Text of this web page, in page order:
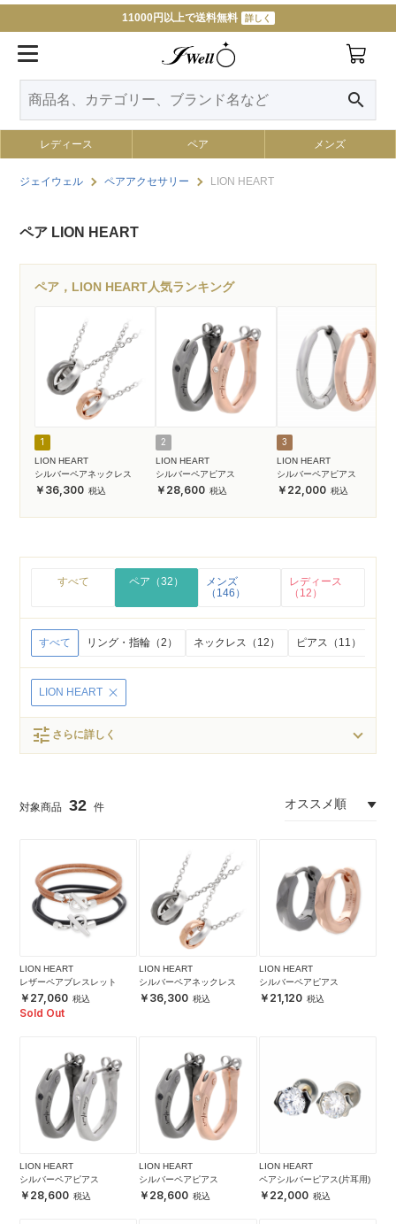
11000円以上で送料無料 詳しく
search
レディース ペア メンズ
ジェイウェル ペアアクセサリー LION HEART
ペア LION HEART
ペア，LION HEART人気ランキング
1
LION HEART
シルバーペアネックレス
36,300
2
LION HEART
シルバーペアピアス
28,600
3
LION HEART
シルバーペアピアス
22,000
すべて ペア（32）
メンズ
（146）
レディース
（12）
すべて リング・指輪（2） ネックレス（12） ピアス（11）
LION HEART
tune さらに詳しく
32
LION HEART
レザーペアブレスレット
27,060
Sold Out
LION HEART
シルバーペアネックレス
36,300
LION HEART
シルバーペアピアス
21,120
LION HEART
シルバーペアピアス
28,600
LION HEART
シルバーペアピアス
28,600
LION HEART
ペアシルバーピアス(片耳用)
22,000